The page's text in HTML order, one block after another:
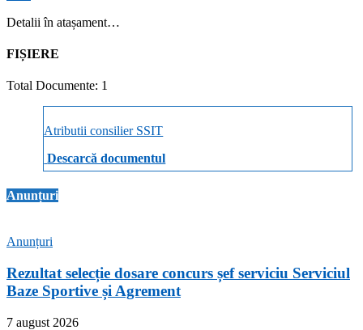
Detalii în atașament…
FIȘIERE
Total Documente: 1
Atributii consilier SSIT
Descarcă documentul
Anunțuri
Anunțuri
Rezultat selecție dosare concurs șef serviciu Serviciul
Baze Sportive și Agrement
7 august 2026